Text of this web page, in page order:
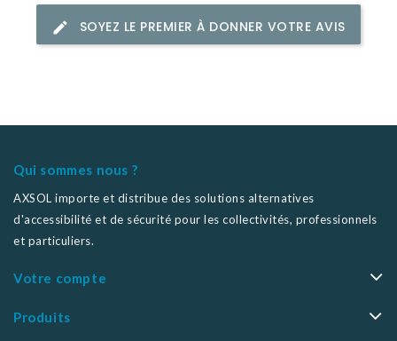
SOYEZ LE PREMIER À DONNER VOTRE AVIS
Qui sommes nous ?
AXSOL importe et distribue des solutions alternatives
d'accessibilité et de sécurité pour les collectivités, professionnels
et particuliers.
Votre compte
Produits